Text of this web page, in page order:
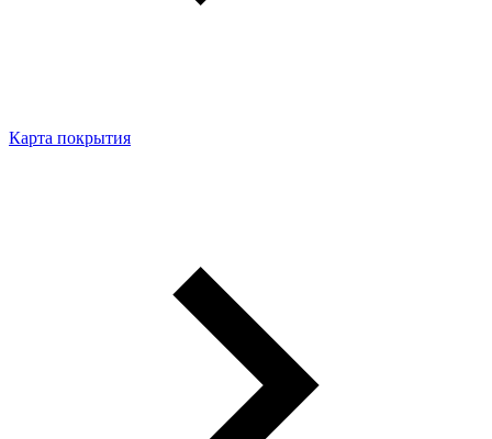
Карта покрытия